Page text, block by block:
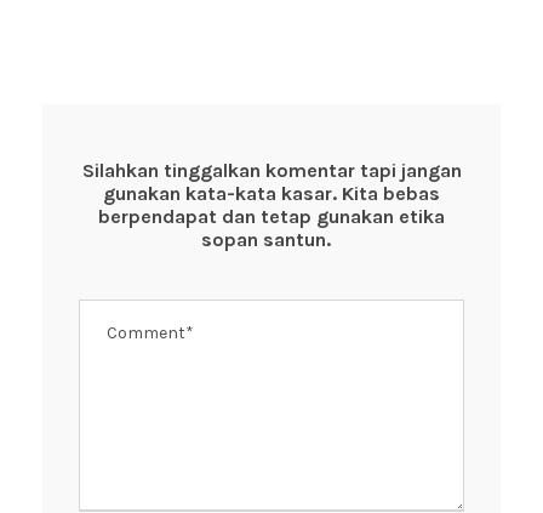
o
o
p
p
Silahkan tinggalkan komentar tapi jangan
gunakan kata-kata kasar. Kita bebas
berpendapat dan tetap gunakan etika
sopan santun.